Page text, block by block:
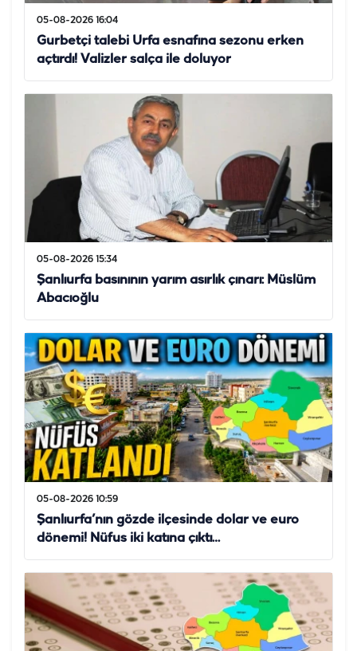
05-08-2026 16:04
Gurbetçi talebi Urfa esnafına sezonu erken
açtırdı! Valizler salça ile doluyor
05-08-2026 15:34
Şanlıurfa basınının yarım asırlık çınarı: Müslüm
Abacıoğlu
05-08-2026 10:59
Şanlıurfa’nın gözde ilçesinde dolar ve euro
dönemi! Nüfus iki katına çıktı…